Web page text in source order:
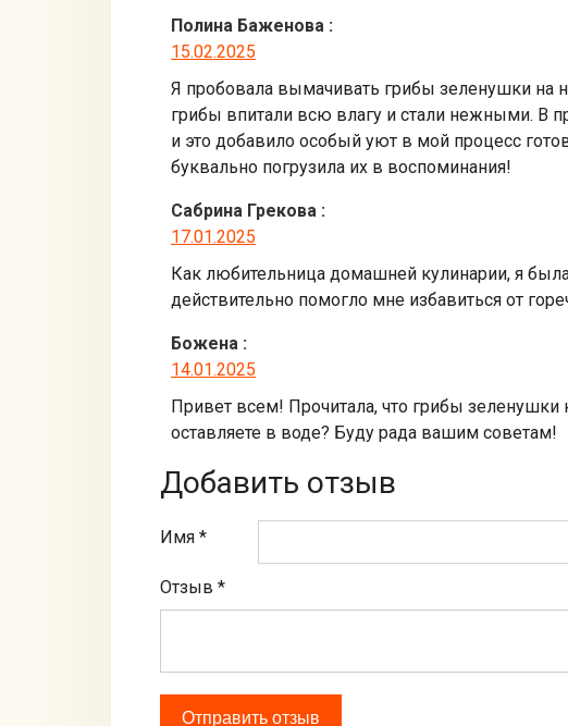
Полина Баженова :
15.02.2025
Я пробовала вымачивать грибы зеленушки на
грибы впитали всю влагу и стали нежными. В
и это добавило особый уют в мой процесс
буквально погрузила их в воспоминания!
Сабрина Грекова :
17.01.2025
Как любительница домашней кулинарии, я
действительно помогло мне избавиться от
Божена :
14.01.2025
Привет всем! Прочитала, что грибы
оставляете в воде? Буду рада вашим советам!
Добавить отзыв
Имя *
Отзыв *